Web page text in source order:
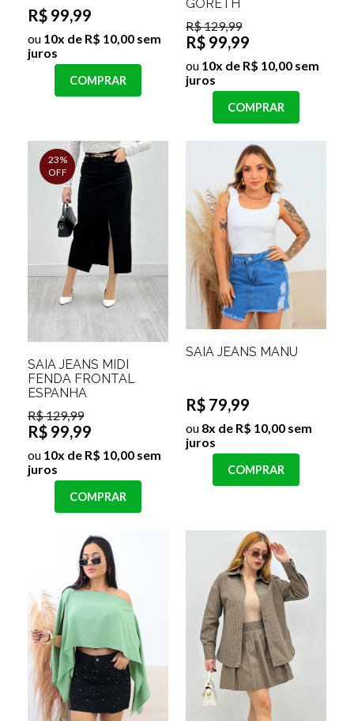
R$ 99,99
ou 10x de R$ 10,00 sem
juros
COMPRAR
GORETH
R$ 129,99
R$ 99,99
ou 10x de R$ 10,00 sem
juros
COMPRAR
23%
OFF
SAIA JEANS MIDI
FENDA FRONTAL
ESPANHA
R$ 129,99
R$ 99,99
ou 10x de R$ 10,00 sem
juros
COMPRAR
SAIA JEANS MANU
R$ 79,99
ou 8x de R$ 10,00 sem
juros
COMPRAR